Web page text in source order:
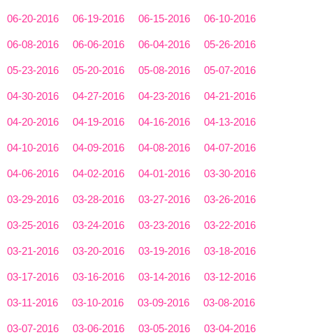
06-20-2016 06-19-2016 06-15-2016 06-10-2016
06-08-2016 06-06-2016 06-04-2016 05-26-2016
05-23-2016 05-20-2016 05-08-2016 05-07-2016
04-30-2016 04-27-2016 04-23-2016 04-21-2016
04-20-2016 04-19-2016 04-16-2016 04-13-2016
04-10-2016 04-09-2016 04-08-2016 04-07-2016
04-06-2016 04-02-2016 04-01-2016 03-30-2016
03-29-2016 03-28-2016 03-27-2016 03-26-2016
03-25-2016 03-24-2016 03-23-2016 03-22-2016
03-21-2016 03-20-2016 03-19-2016 03-18-2016
03-17-2016 03-16-2016 03-14-2016 03-12-2016
03-11-2016 03-10-2016 03-09-2016 03-08-2016
03-07-2016 03-06-2016 03-05-2016 03-04-2016